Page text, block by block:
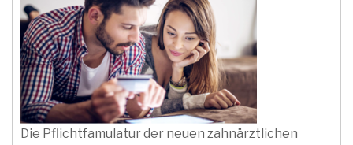
Die Pflichtfamulatur der neuen zahnärztlichen